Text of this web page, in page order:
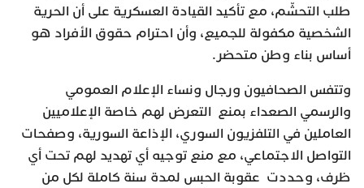
طلب التحشّم، مع تأكيد القيادة العسكرية على أن الحرية
الشخصية مكفولة للجميع، وأن احترام حقوق الأفراد هو
أساس بناء وطن متحضر.
وتتفس الصحافيون ورجال ونساء الإعلام العمومي
والرسمي الصعداء بمنع التعرض لهم خاصة الإعلاميين
العاملين في التلفزيون السوري، الإذاعة السورية، وصفحات
التواصل الاجتماعي، مع منع توجيه أي تهديد لهم تحت أي
ظرف، وحددت عقوبة الحبس لمدة سنة كاملة لكل من